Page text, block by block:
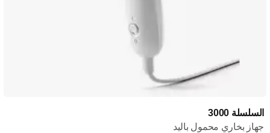
السلسلة 3000
جهاز بخاري محمول باليد